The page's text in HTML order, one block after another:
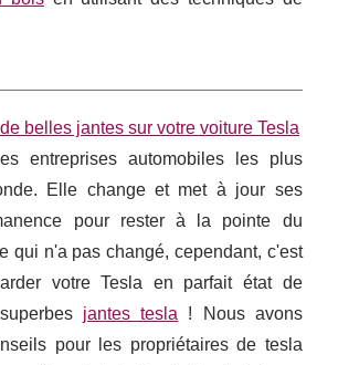
belles jantes sur votre voiture Tesla
entreprises automobiles les plus
Elle change et met à jour ses
pour rester à la pointe du
qui n'a pas changé, cependant, c'est
votre Tesla en parfait état de
jantes tesla ! Nous avons
pour les propriétaires de tesla